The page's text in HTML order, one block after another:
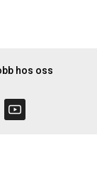
hos oss